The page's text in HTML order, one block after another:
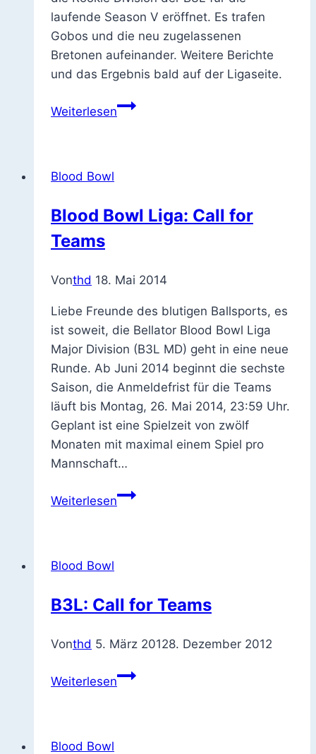
laufende Season V eröffnet. Es trafen
Gobos und die neu zugelassenen
Bretonen aufeinander. Weitere Berichte
und das Ergebnis bald auf der Ligaseite.
WeiterlesenErstes
Blood Bowl
Blood Bowl Liga: Call for
Teams
Vonthd 18. Mai 2014
Liebe Freunde des blutigen Ballsports, es
ist soweit, die Bellator Blood Bowl Liga
Major Division (B3L MD) geht in eine neue
Runde. Ab Juni 2014 beginnt die sechste
Saison, die Anmeldefrist für die Teams
läuft bis Montag, 26. Mai 2014, 23:59 Uhr.
Geplant ist eine Spielzeit von zwölf
Monaten mit maximal einem Spiel pro
Mannschaft…
WeiterlesenBlood
Blood Bowl
B3L: Call for Teams
Vonthd 5. März 20128. Dezember 2012
WeiterlesenB3L:
Blood Bowl